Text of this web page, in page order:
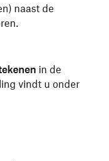
naast de
in de
vindt u onder